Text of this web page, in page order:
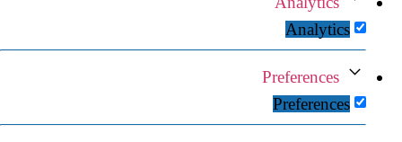
Analytics
Preferences
Preferences